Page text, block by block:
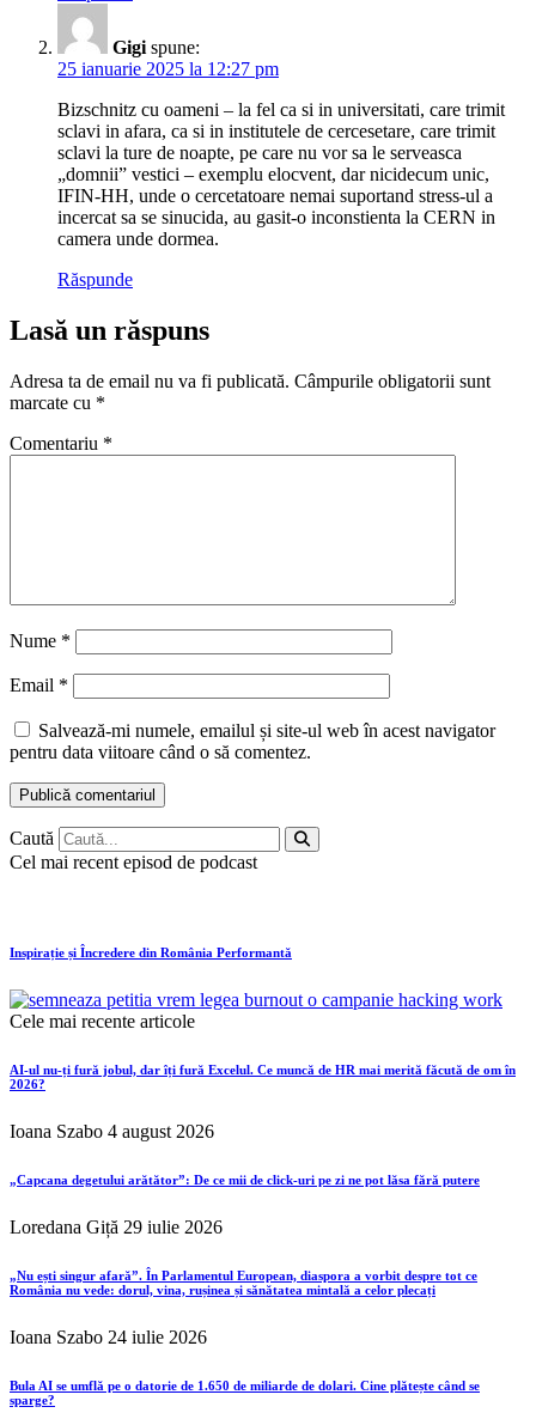
Gigi spune:
25 ianuarie 2025 la 12:27 pm
Bizschnitz cu oameni – la fel ca si in universitati, care trimit
sclavi in afara, ca si in institutele de cercesetare, care trimit
sclavi la ture de noapte, pe care nu vor sa le serveasca
„domnii” vestici – exemplu elocvent, dar nicidecum unic,
IFIN-HH, unde o cercetatoare nemai suportand stress-ul a
incercat sa se sinucida, au gasit-o inconstienta la CERN in
camera unde dormea.
Răspunde
Lasă un răspuns
Adresa ta de email nu va fi publicată. Câmpurile obligatorii sunt
marcate cu *
Comentariu *
Nume *
Email *
Salvează-mi numele, emailul și site-ul web în acest navigator
pentru data viitoare când o să comentez.
Caută
Cel mai recent episod de podcast
Inspirație și Încredere din România Performantă
Cele mai recente articole
AI-ul nu-ți fură jobul, dar îți fură Excelul. Ce muncă de HR mai merită făcută de om în
2026?
Ioana Szabo 4 august 2026
„Capcana degetului arătător”: De ce mii de click-uri pe zi ne pot lăsa fără putere
Loredana Giță 29 iulie 2026
„Nu ești singur afară”. În Parlamentul European, diaspora a vorbit despre tot ce
România nu vede: dorul, vina, rușinea și sănătatea mintală a celor plecați
Ioana Szabo 24 iulie 2026
Bula AI se umflă pe o datorie de 1.650 de miliarde de dolari. Cine plătește când se
sparge?